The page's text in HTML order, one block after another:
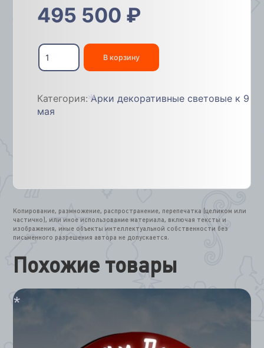
495 500 ₽
Количество
товара
Арка
с
лампочками,
350х350см
В корзину
Категория:Арки декоративные световые к 9
мая
Копирование, размножение, распространение, перепечатка (целиком или
частично), или иное использование материала, включая тексты и
изображения, иные объекты интеллектуальной собственности без
письменного разрешения автора не допускается.
Похожие товары